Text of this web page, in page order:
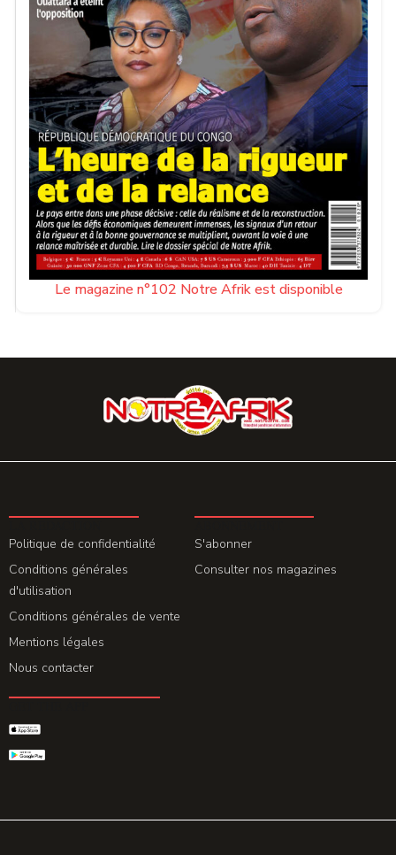
Le magazine n°102 Notre Afrik est disponible
Politique de confidentialité
Conditions générales
d'utilisation
Conditions générales de vente
Mentions légales
Nous contacter
S'abonner
Consulter nos magazines